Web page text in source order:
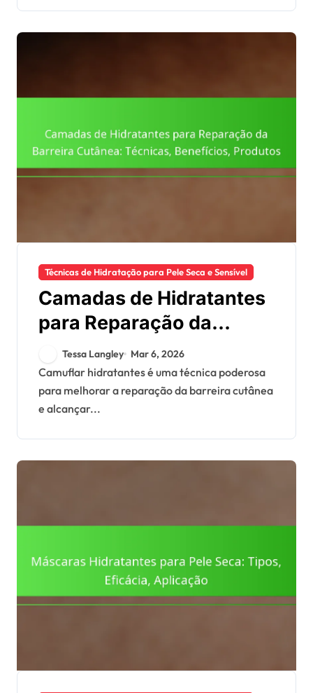
Técnicas de Hidratação para Pele Seca e Sensível
Camadas de Hidratantes
para Reparação da
Barreira Cutânea:
Técnicas, Benefícios,
Produtos
Tessa Langley Mar 6, 2026
Camuflar hidratantes é uma técnica poderosa
para melhorar a reparação da barreira cutânea
e alcançar...